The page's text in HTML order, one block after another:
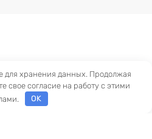
для хранения данных. Продолжая
свое согласие на работу с этими
OK